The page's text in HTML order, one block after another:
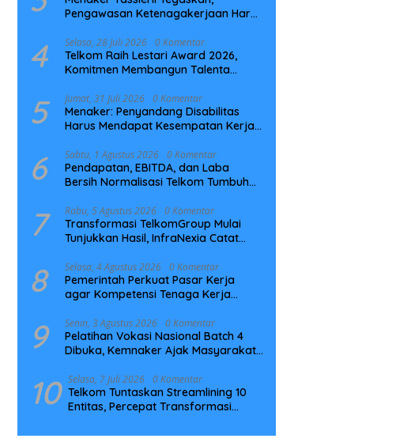
Pengawasan Ketenagakerjaan Harus
4 Selasa, 28 Juli 2026 0 Komentar
Telkom Raih Lestari Award 2026,
Komitmen Membangun Talenta
5 Jumat, 31 Juli 2026 0 Komentar
Menaker: Penyandang Disabilitas
Harus Mendapat Kesempatan Kerja
6 Sabtu, 1 Agustus 2026 0 Komentar
Pendapatan, EBITDA, dan Laba
Bersih Normalisasi Telkom Tumbuh
7 Rabu, 5 Agustus 2026 0 Komentar
Transformasi TelkomGroup Mulai
Tunjukkan Hasil, InfraNexia Catat
Digital Nasional
8 Selasa, 4 Agustus 2026 0 Komentar
Pemerintah Perkuat Pasar Kerja
agar Kompetensi Tenaga Kerja
9 Senin, 3 Agustus 2026 0 Komentar
Pelatihan Vokasi Nasional Batch 4
Dibuka, Kemnaker Ajak Masyarakat
10 Selasa, 7 Juli 2026 0 Komentar
Telkom Tuntaskan Streamlining 10
Entitas, Percepat Transformasi